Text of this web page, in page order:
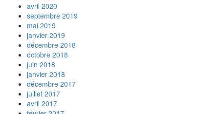
avril 2020
septembre 2019
mai 2019
janvier 2019
décembre 2018
octobre 2018
juin 2018
janvier 2018
décembre 2017
juillet 2017
avril 2017